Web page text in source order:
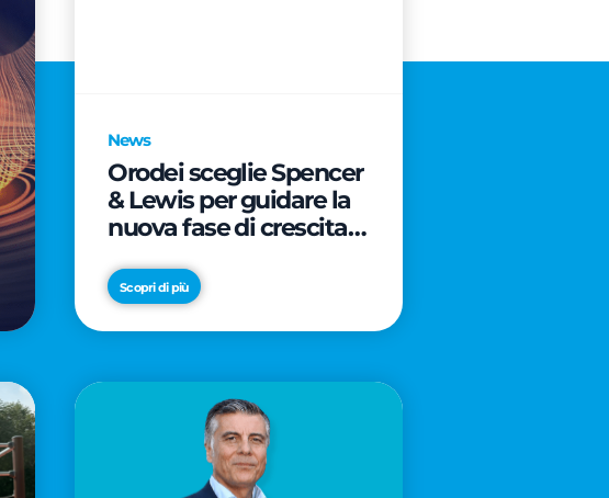
News
Orodei sceglie Spencer
& Lewis per guidare la
nuova fase di crescita e
brand
Scopri di più